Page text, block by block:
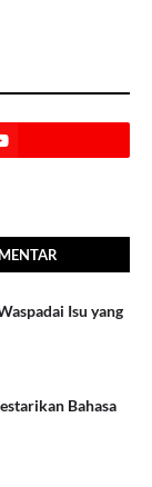
Isu yang
Bahasa